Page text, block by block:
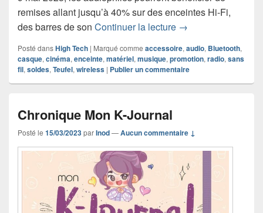
remises allant jusqu’à 40% sur des enceintes Hi-Fi,
des barres de son Continuer la lecture French Days chez
→
Posté dansHigh Tech | Marqué comme accessoire, audio, Bluetooth,
casque, cinéma, enceinte, matériel, musique, promotion, radio, sans
fil, soldes, Teufel, wireless | Publier un commentaire
Chronique Mon K-Journal
Posté le 15/03/2023parInod—Aucun commentaire ↓